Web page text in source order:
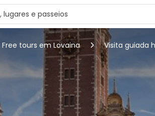
Free tours em Lovaina Visita guiada